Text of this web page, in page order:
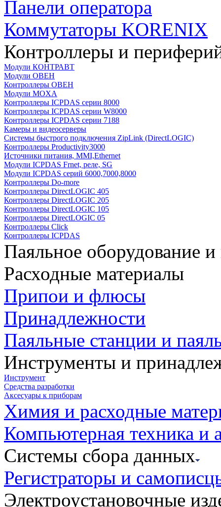
Панели оператора
Коммутаторы KORENIX
Контроллеры и
Модули КОНТРАВТ
Модули ОВЕН
Контроллеры ОВЕН
Модули MOXA
Контроллеры ICPDAS серии 8000
Контроллеры ICPDAS серии W8000
Контроллеры ICPDAS серии 7188
Камеры и видеосерверы
Системы быстрого подключения ZipLink (DirectLOGIC)
Контроллеры Productivity3000
Источники питания, MMI,Ethernet
Модули ICPDAS Frnet, реле, SG
Модули ICPDAS серий 6000,7000,8000
Контроллеры Do-more
Контроллеры DirectLOGIC 405
Контроллеры DirectLOGIC 205
Контроллеры DirectLOGIC 105
Контроллеры DirectLOGIC 05
Контроллеры Click
Контроллеры ICPDAS
Паяльное оборудование
Расходные материалы
Припои и флюсы
Принадлежности
Паяльные станции и
Инструменты и
Инструмент
Средства разработки
Аксесуары к приборам
Химия и расходные
Компьютерная техника и
Системы сбора данных
Регистраторы и
Электроустановочные